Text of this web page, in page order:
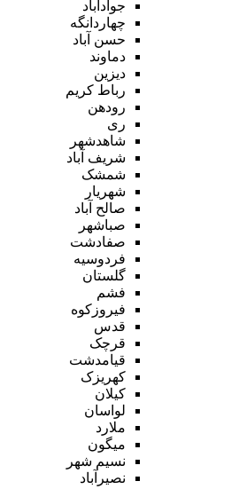
جوادآباد
چهاردانگه
حسن آباد
دماوند
دیزین
رباط کریم
رودهن
ری
شاهدشهر
شریف آباد
شمشک
شهریار
صالح آباد
صباشهر
صفادشت
فردوسیه
گلستان
فشم
فیروزکوه
قدس
قرچک
قیامدشت
کهریزک
کیلان
لواسان
ملارد
میگون
نسیم شهر
نصیرآباد